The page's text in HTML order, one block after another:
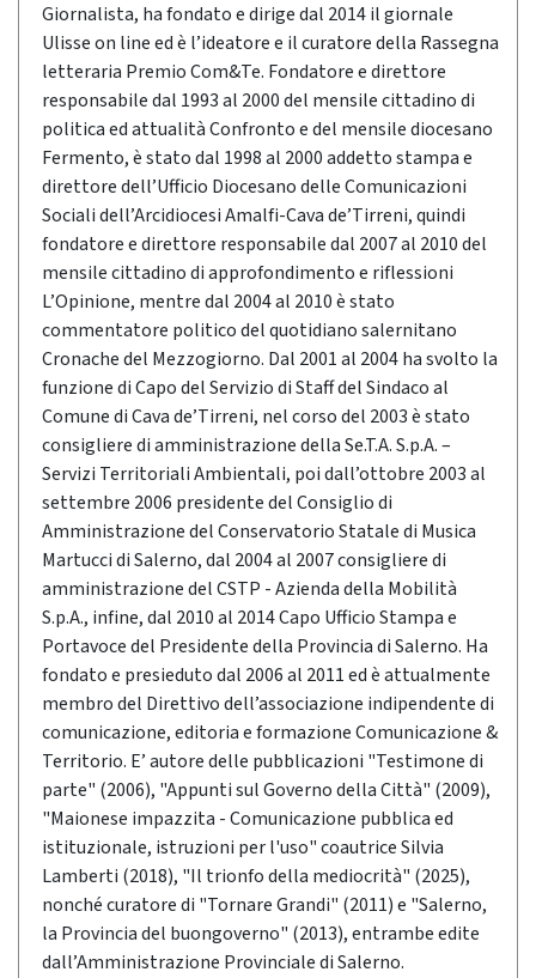
Giornalista, ha fondato e dirige dal 2014 il giornale
Ulisse on line ed è l’ideatore e il curatore della Rassegna
letteraria Premio Com&Te. Fondatore e direttore
responsabile dal 1993 al 2000 del mensile cittadino di
politica ed attualità Confronto e del mensile diocesano
Fermento, è stato dal 1998 al 2000 addetto stampa e
direttore dell’Ufficio Diocesano delle Comunicazioni
Sociali dell’Arcidiocesi Amalfi-Cava de’Tirreni, quindi
fondatore e direttore responsabile dal 2007 al 2010 del
mensile cittadino di approfondimento e riflessioni
L’Opinione, mentre dal 2004 al 2010 è stato
commentatore politico del quotidiano salernitano
Cronache del Mezzogiorno. Dal 2001 al 2004 ha svolto la
funzione di Capo del Servizio di Staff del Sindaco al
Comune di Cava de’Tirreni, nel corso del 2003 è stato
consigliere di amministrazione della Se.T.A. S.p.A. –
Servizi Territoriali Ambientali, poi dall’ottobre 2003 al
settembre 2006 presidente del Consiglio di
Amministrazione del Conservatorio Statale di Musica
Martucci di Salerno, dal 2004 al 2007 consigliere di
amministrazione del CSTP - Azienda della Mobilità
S.p.A., infine, dal 2010 al 2014 Capo Ufficio Stampa e
Portavoce del Presidente della Provincia di Salerno. Ha
fondato e presieduto dal 2006 al 2011 ed è attualmente
membro del Direttivo dell’associazione indipendente di
comunicazione, editoria e formazione Comunicazione &
Territorio. E’ autore delle pubblicazioni "Testimone di
parte" (2006), "Appunti sul Governo della Città" (2009),
"Maionese impazzita - Comunicazione pubblica ed
istituzionale, istruzioni per l'uso" coautrice Silvia
Lamberti (2018), "Il trionfo della mediocrità" (2025),
nonché curatore di "Tornare Grandi" (2011) e "Salerno,
la Provincia del buongoverno" (2013), entrambe edite
dall’Amministrazione Provinciale di Salerno.